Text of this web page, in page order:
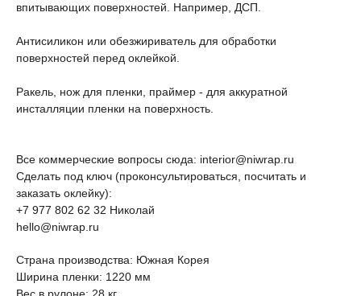
впитывающих поверхностей. Например, ДСП.
Антисиликон или обезжириватель для обработки
поверхностей перед оклейкой.
Ракель, нож для пленки, праймер - для аккуратной
инсталляции пленки на поверхность.
Все коммерческие вопросы сюда: interior@niwrap.ru
Сделать под ключ (проконсультироваться, посчитать и
заказать оклейку):
+7 977 802 62 32 Николай
hello@niwrap.ru
Страна производства: Южная Корея
Ширина пленки: 1220 мм